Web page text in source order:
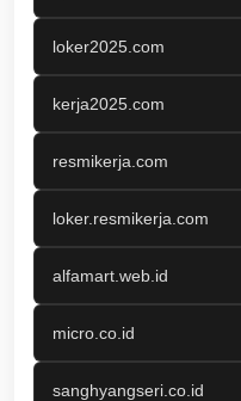
loker2025.com
kerja2025.com
resmikerja.com
loker.resmikerja.com
alfamart.web.id
micro.co.id
sanghyangseri.co.id